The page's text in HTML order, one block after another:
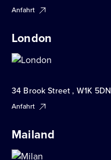
Anfahrt
London
34 Brook Street , W1K 5DN
Anfahrt
Mailand